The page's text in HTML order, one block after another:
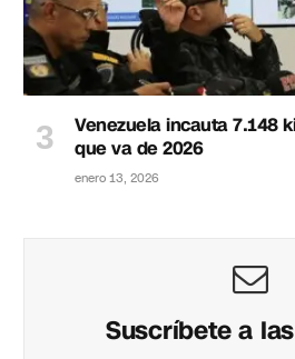
Venezuela incauta 7.148
que va de 2026
enero 13, 2026
Suscríbete a